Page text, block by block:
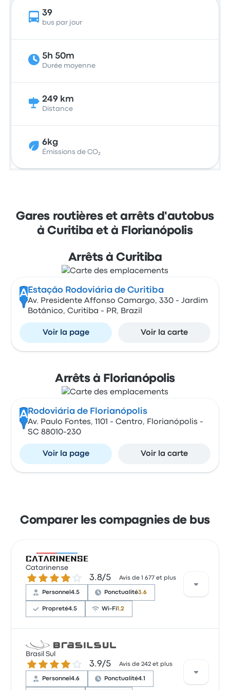
39
bus par jour
5h 50m
Durée moyenne
249 km
Distance
6kg
Émissions de CO₂
Gares routières et arrêts d'autobus
à Curitiba et à Florianópolis
Arrêts à Curitiba
A Estação Rodoviária de Curitiba
Av. Presidente Affonso Camargo, 330 - Jardim
Botânico, Curitiba - PR, Brazil
Voir la page Voir la carte
Arrêts à Florianópolis
A Rodoviária de Florianópolis
Av. Paulo Fontes, 1101 - Centro, Florianópolis -
SC 88010-230
Voir la page Voir la carte
Comparer les compagnies de bus
Catarinense
3.8 sur 5 étoiles 3.8/5 Avis de 1 677 et plus
Personnel4.5 Ponctualité3.6
Propreté4.5 Wi-Fi1.2
Selon 48 avis, Catarinense a reçu une note de
3.7 étoiles pour ce trajet. Les voyageurs ont été
conquis par le personnel et les sièges, mais certains
se sont plaints concernant le Wi-Fi. Le prix des billets
Catarinense pour ce voyage commencer à 33 $
Brasil Sul
3.9 sur 5 étoiles 3.9/5 Avis de 242 et plus
Personnel4.6 Ponctualité4.1